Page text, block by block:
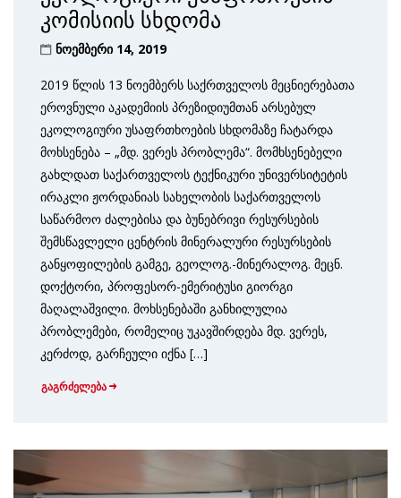
კომისიის სხდომა
ნოემბერი 14, 2019
2019 წლის 13 ნოემბერს საქრთველოს მეცნიერებათა
ეროვნული აკადემიის პრეზიდიუმთან არსებულ
ეკოლოგიური უსაფრთხოების სხდომაზე ჩატარდა
მოხსენება – „მდ. ვერეს პრობლემა“. მომხსენებელი
გახლდათ საქართველოს ტექნიკური უნივერსიტეტის
ირაკლი ჟორდანიას სახელობის საქართველოს
საწარმოო ძალებისა და ბუნებრივი რესურსების
შემსწავლელი ცენტრის მინერალური რესურსების
განყოფილების გამგე, გეოლოგ.-მინერალოგ. მეცნ.
დოქტორი, პროფესორ-ემერიტუსი გიორგი
მაღალაშვილი. მოხსენებაში განხილულია
პრობლემები, რომელიც უკავშირდება მდ. ვერეს,
კერძოდ, გარჩეული იქნა […]
გაგრძელება